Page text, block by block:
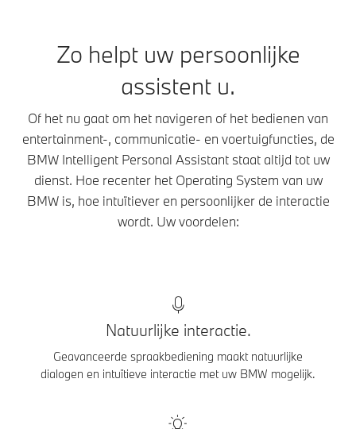
Zo helpt uw persoonlijke
assistent u.
Of het nu gaat om het navigeren of het bedienen van
entertainment-, communicatie- en voertuigfuncties, de
BMW Intelligent Personal Assistant staat altijd tot uw
dienst. Hoe recenter het Operating System van uw
BMW is, hoe intuïtiever en persoonlijker de interactie
wordt. Uw voordelen:
Natuurlijke interactie.
Geavanceerde spraakbediening maakt natuurlijke
dialogen en intuïtieve interactie met uw BMW mogelijk.